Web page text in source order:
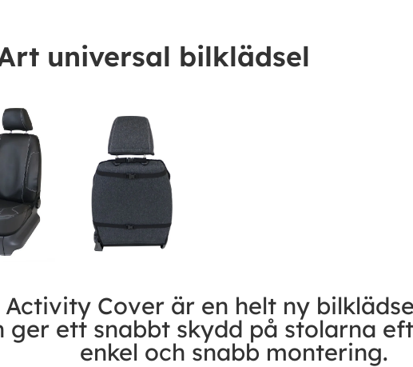
universal bilklädsel
Activity Cover är en helt ny
ger ett snabbt skydd på stolarna
enkel och snabb montering.